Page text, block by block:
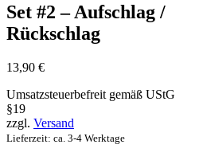
Set #2 – Aufschlag /
Rückschlag
13,90 €
Umsatzsteuerbefreit gemäß UStG
§19
zzgl. Versand
Lieferzeit: ca. 3-4 Werktage